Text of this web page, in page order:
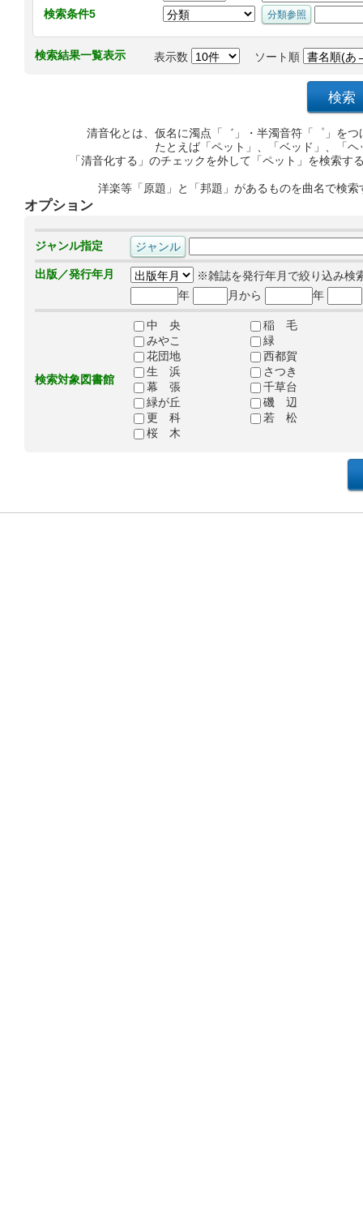
検索条件5
検索結果一覧表示 表示数 ソート順
清音化とは、仮名に濁点「゛」・半濁音符「゜」を
たとえば「ペット」、「ベッド」、「
「清音化する」のチェックを外して「ペット」を検索
洋楽等「原題」と「邦題」があるものを曲名で検
オプション
ジャンル指定
出版／発行年月
※雑誌を発行年月で絞り込み検
年
月から 年
検索対象図書館
中 央
稲 毛
みやこ
緑
花団地
西都賀
生 浜
さつき
幕 張
千草台
緑が丘
磯 辺
更 科
若 松
桜 木